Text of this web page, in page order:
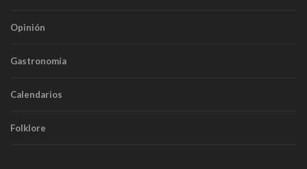
Opinión
Gastronomía
Calendarios
Folklore